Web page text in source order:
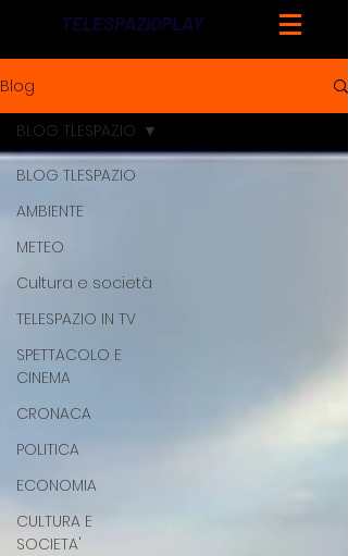
TELESPAZIOPLAY
Blog
BLOG TLESPAZIO
AMBIENTE
METEO
Cultura e società
TELESPAZIO IN TV
SPETTACOLO E
CINEMA
CRONACA
POLITICA
ECONOMIA
CULTURA E
SOCIETA'
BLOG TLESPAZIO